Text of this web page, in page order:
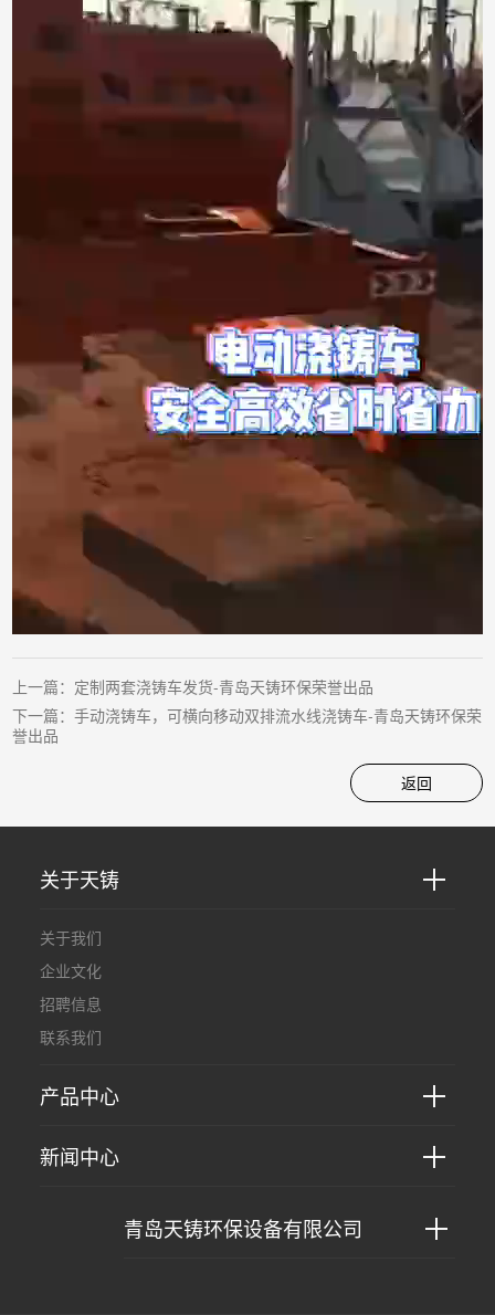
上一篇： 定制两套浇铸车发货-青岛天铸环保荣誉出品
下一篇：手动浇铸车，可横向移动双排流水线浇铸车-青岛天铸环保荣
誉出品
返回
关于天铸
关于我们
企业文化
招聘信息
联系我们
产品中心
新闻中心
青岛天铸环保设备有限公司